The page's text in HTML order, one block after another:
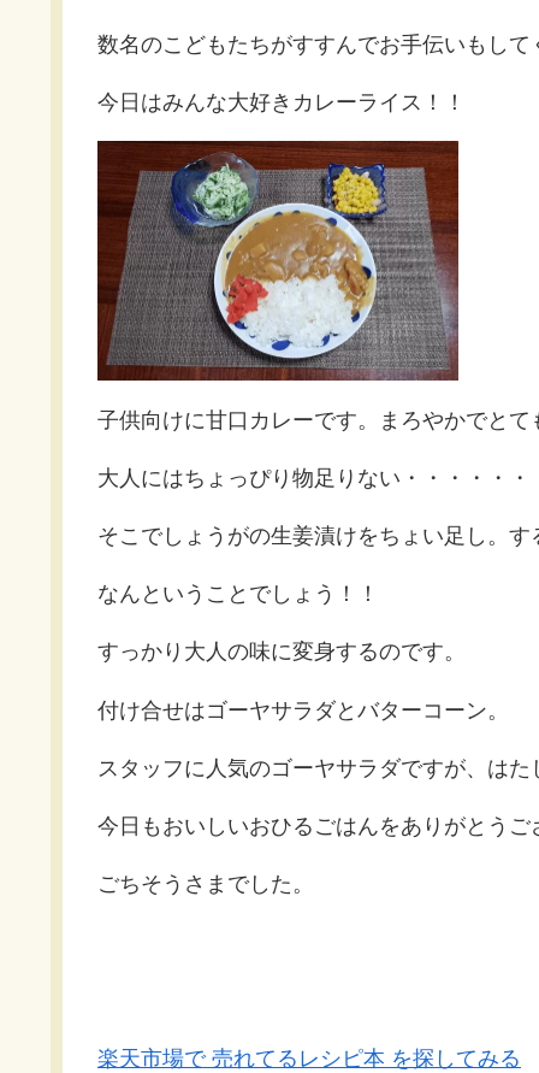
数名のこどもたちがすすんでお手伝いもして
今日はみんな大好きカレーライス！！
子供向けに甘口カレーです。まろやかでとて
大人にはちょっぴり物足りない・・・・・・
そこでしょうがの生姜漬けをちょい足し。す
なんということでしょう！！
すっかり大人の味に変身するのです。
付け合せはゴーヤサラダとバターコーン。
スタッフに人気のゴーヤサラダですが、は
今日もおいしいおひるごはんをありがとうご
ごちそうさまでした。
楽天市場で 売れてるレシピ本 を探してみる